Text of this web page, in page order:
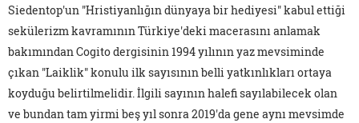
Siedentop'un "Hristiyanlığın dünyaya bir hediyesi" kabul ettiği
sekülerizm kavramının Türkiye'deki macerasını anlamak
bakımından Cogito dergisinin 1994 yılının yaz mevsiminde
çıkan "Laiklik" konulu ilk sayısının belli yatkınlıkları ortaya
koyduğu belirtilmelidir. İlgili sayının halefi sayılabilecek olan
ve bundan tam yirmi beş yıl sonra 2019'da gene aynı mevsimde